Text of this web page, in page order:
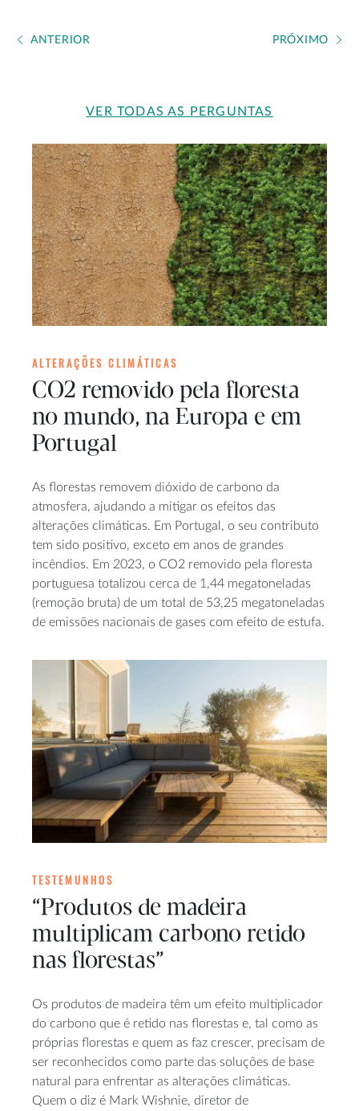
ANTERIOR PRÓXIMO
VER TODAS AS PERGUNTAS
ALTERAÇÕES CLIMÁTICAS
CO2 removido pela floresta
no mundo, na Europa e em
Portugal
As florestas removem dióxido de carbono da
atmosfera, ajudando a mitigar os efeitos das
alterações climáticas. Em Portugal, o seu contributo
tem sido positivo, exceto em anos de grandes
incêndios. Em 2023, o CO2 removido pela floresta
portuguesa totalizou cerca de 1,44 megatoneladas
(remoção bruta) de um total de 53,25 megatoneladas
de emissões nacionais de gases com efeito de estufa.
TESTEMUNHOS
“Produtos de madeira
multiplicam carbono retido
nas florestas”
Os produtos de madeira têm um efeito multiplicador
do carbono que é retido nas florestas e, tal como as
próprias florestas e quem as faz crescer, precisam de
ser reconhecidos como parte das soluções de base
natural para enfrentar as alterações climáticas.
Quem o diz é Mark Wishnie, diretor de